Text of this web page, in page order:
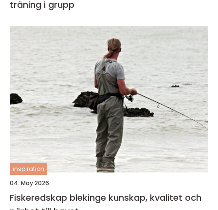
träning i grupp
inspiration
04. May 2026
Fiskeredskap blekinge kunskap, kvalitet och